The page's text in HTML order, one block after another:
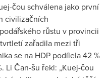
čou schválena jako první
civilizačních
růstu v provincii
zařadila mezi tři
se na HDP podílela 42 %
Li Čan-šu řekl: „Kuej-čou